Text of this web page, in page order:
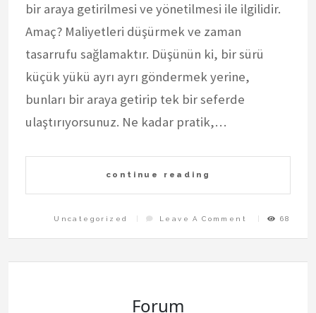
bir araya getirilmesi ve yönetilmesi ile ilgilidir.
Amaç? Maliyetleri düşürmek ve zaman
tasarrufu sağlamaktır. Düşünün ki, bir sürü
küçük yükü ayrı ayrı göndermek yerine,
bunları bir araya getirip tek bir seferde
ulaştırıyorsunuz. Ne kadar pratik,…
continue reading
Uncategorized Leave A Comment
On
Gaziantepe
68
Forum